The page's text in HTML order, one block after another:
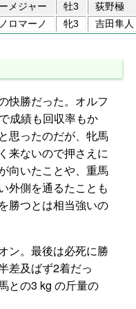
メジャー 牡3
荻野極
ロマーノ 牝3 吉田隼人
快勝だった。オルフ
成績も回収率もか
思ったのだが、牝馬
来ないので押さえに
向いたことや、重馬
外側を通るたことも
勝つとは相当強いの
ン。最後は必死に勝
差及ばず2着だっ
との3 kg の斤量の